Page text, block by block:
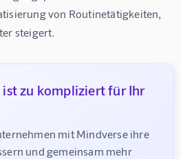
von Routinetätigkeiten,
steigert.
ist zu kompliziert für Ihr
mit Mindverse ihre
und gemeinsam mehr